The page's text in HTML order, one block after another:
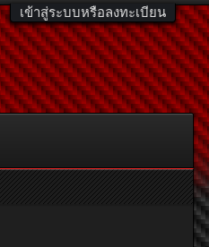
เข้าสู่ระบบหรือลงทะเบียน